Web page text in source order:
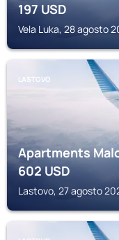
197USD
Vela Luka, 28 agosto
LASTOVO
Apartments
602USD
Lastovo, 27 agosto